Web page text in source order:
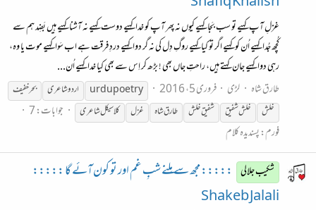
غزلِ آپ کہیے تو سب بَجا کہیے کیوں نہ پھر آپ کو خدا کہیے دوست کہیے نہ آشنا کہیے ہیں بَضِد ہم سے
کُچھ جُدا کہیے اُن کو کہیے اگر تو کیا کہیے روگِ دِل کی نہ گر دوا کہیے دردِ فرقت ہے اب سَوا کہیے موت یا وہ،
رہی دوا کہیے جان کہتے ہیں، راحتِ جاں بھی ! بڑھ کر اِس سے بھی کیا خدا کہیے اُن...
طارق شاہ
لڑی فروری 5، 2016 urdupoetry اردو شاعری
بحر خفیف
خلش
خلش شفیق شفیق خلش طارق شاہ غزل کلاسیکل شاعری
جوابات: 7
فورم:پسندیدہ کلام
شکیب جلالی ::::: مجھ سے مِلنے شبِ غم اور تو کون آئے گا :::::
Shakeb Jalali